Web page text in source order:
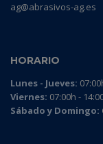
ag@abrasivos-ag.es
HORARIO
Lunes - Jueves:
Viernes: 07:00h -
Sábado y Domingo: